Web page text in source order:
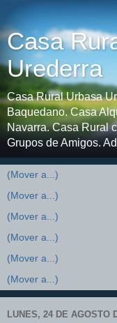
Casa
Urederra
Casa Rural Urbasa
Baquedano. Casa
Navarra. Casa Rural
Grupos de Amigos.
LUNES, 24 DE AGOSTO